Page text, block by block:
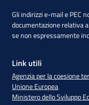
Gli indirizzi e-mail e PEC
documentazione relativa
se non espressamente
Link utili
Agenzia per la coesione
Unione Europea
Ministero dello Sviluppo